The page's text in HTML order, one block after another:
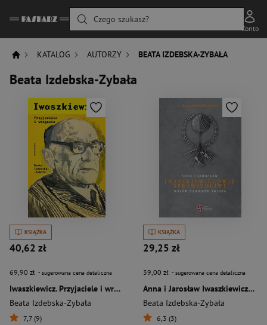
Czego szukasz?
Konto
KATALOG AUTORZY BEATA IZDEBSKA-ZYBAŁA
Beata Izdebska-Zybała
KSIĄŻKA
40,62 zł
69,90 zł - sugerowana cena detaliczna
Iwaszkiewicz. Przyjaciele i wrogowie
Beata Izdebska-Zybała
7,7 (9)
KSIĄŻKA
29,25 zł
39,00 zł - sugerowana cena detaliczna
Anna i Jarosław Iwaszkiewiczowie Sprawiedliwi wśród Narodów Świata
Beata Izdebska-Zybała
6,3 (3)